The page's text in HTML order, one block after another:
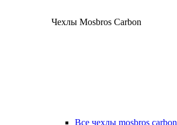
Чехлы Mosbros Carbon
Все чехлы mosbros carbon